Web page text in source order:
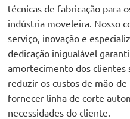
técnicas de fabricação para
indústria moveleira. Nosso
serviço, inovação e
dedicação inigualável
amortecimento dos clientes
reduzir os custos de mão-
fornecer linha de corte
necessidades do cliente.